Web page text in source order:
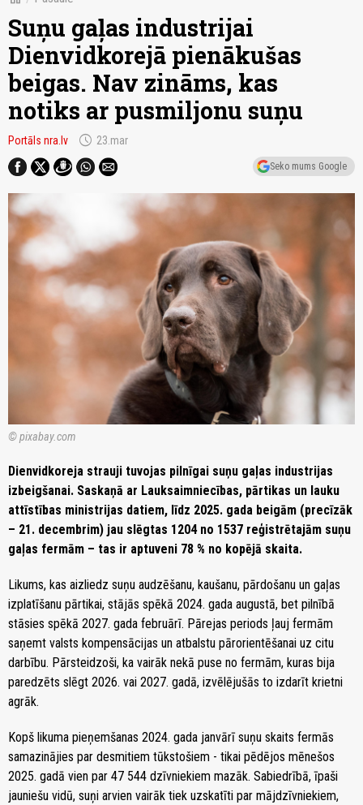
Suņu gaļas industrijai
Dienvidkorejā pienākušas
beigas. Nav zināms, kas
notiks ar pusmiljonu suņu
Portāls nra.lv schedule 23.mar
Seko mums Google
© pixabay.com
Dienvidkoreja strauji tuvojas pilnīgai suņu gaļas industrijas
izbeigšanai. Saskaņā ar Lauksaimniecības, pārtikas un lauku
attīstības ministrijas datiem, līdz 2025. gada beigām (precīzāk
– 21. decembrim) jau slēgtas 1204 no 1537 reģistrētajām suņu
gaļas fermām – tas ir aptuveni 78 % no kopējā skaita.
Likums, kas aizliedz suņu audzēšanu, kaušanu, pārdošanu un gaļas
izplatīšanu pārtikai, stājās spēkā 2024. gada augustā, bet pilnībā
stāsies spēkā 2027. gada februārī. Pārejas periods ļauj fermām
saņemt valsts kompensācijas un atbalstu pārorientēšanai uz citu
darbību. Pārsteidzoši, ka vairāk nekā puse no fermām, kuras bija
paredzēts slēgt 2026. vai 2027. gadā, izvēlējušās to izdarīt krietni
agrāk.
Kopš likuma pieņemšanas 2024. gada janvārī suņu skaits fermās
samazinājies par desmitiem tūkstošiem - tikai pēdējos mēnešos
2025. gadā vien par 47 544 dzīvniekiem mazāk. Sabiedrībā, īpaši
jauniešu vidū, suņi arvien vairāk tiek uzskatīti par mājdzīvniekiem,